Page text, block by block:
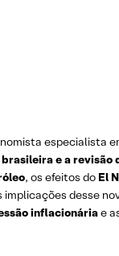
especialista
e a revisão
, os efeitos do El
desse
inflacionáriae